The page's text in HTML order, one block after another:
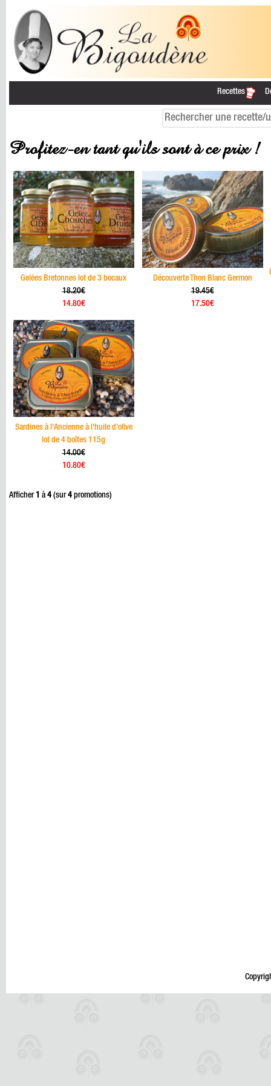
Recettes
Profitez-en tant qu'ils sont à ce prix !
Gelées Bretonnes lot de 3 bocaux
18.20€
14.80€
Découverte Thon Blanc Germon
19.45€
17.50€
Sardines à l'Ancienne à l'huile d'olive
lot de 4 boîtes 115g
14.00€
10.80€
Afficher 1 à4 (sur4 promotions)